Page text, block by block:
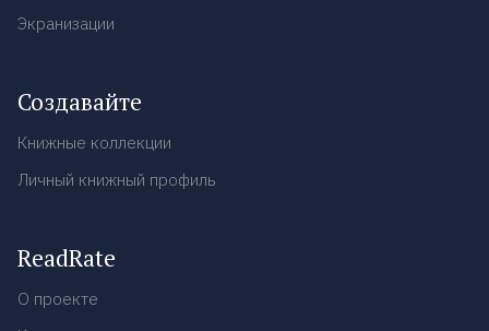
Экранизации
Создавайте
Книжные коллекции
Личный книжный профиль
ReadRate
О проекте